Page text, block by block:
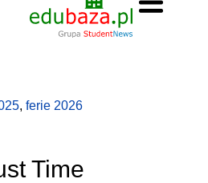
, ferie 2026
Time